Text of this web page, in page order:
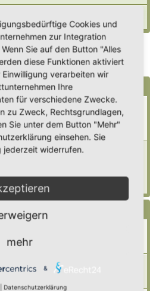
SucheErweiterte Suche
• Seite1von 1
zur Eintragung eines Hortus
«Di 29. Jul 2025, 17:08
Fragen zum Forum
die Eintragung Eurer
- Mein Hortus und ich!
Themen
Do 8. Jan 2026, 08:40
«Di 6. Jan 2026, 10:17
Cookies und
zur Integration
Sie auf den Button "Alles
diese Funktionen aktiviert
verarbeiten wir
Ihre
für verschiedene Zwecke.
zu Zweck, Rechtsgrundlagen,
Sie unter dem Button "Mehr"
einsehen. Sie
jederzeit widerrufen.
mehr
&
Datenschutzerklärung